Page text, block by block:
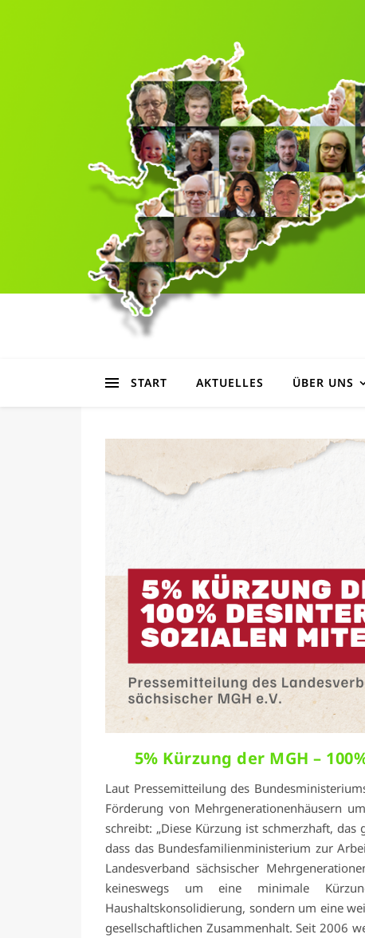
START AKTUELLES ÜBER UNS
5% Kürzung der MGH –
Laut Pressemitteilung des
Förderung von Mehrgenerationenhäusern
schreibt: „Diese Kürzung ist schmerzhaft,
dass das Bundesfamilienministerium zur
Landesverband sächsischer
keineswegs um eine minimale
Haushaltskonsolidierung, sondern um eine
gesellschaftlichen Zusammenhalt. Seit 2006